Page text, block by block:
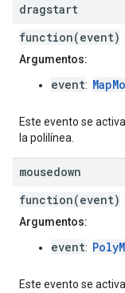
dragstart
function(event)
Argumentos:
event:
Este evento se
la polilínea.
mousedown
function(event)
Argumentos:
event:
Este evento se